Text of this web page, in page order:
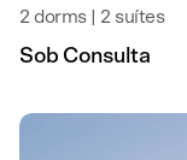
2 dorms | 2 suítes
Sob Consulta